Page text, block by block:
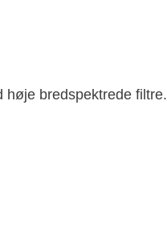
høje bredspektrede filtre.